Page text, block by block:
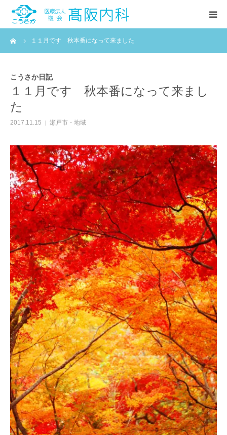
１１月です 秋本番になって来ました
こうさか日記
１１月です 秋本番になって来まし
た
2017.11.15 瀬戸市・地域
HOME
診療案内
こうさか日記(ブログ)